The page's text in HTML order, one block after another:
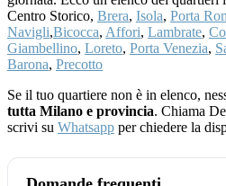
Centro Storico, Brera, Isola, Porta
Navigli,Bicocca, Affori, Lambrate,
Giambellino, Loreto, Porta Venezia,
Barona, Precotto
Se il tuo quartiere non è in elenco,
tutta Milano e provincia. Chiama
scrivi su Whatsapp per chiedere la